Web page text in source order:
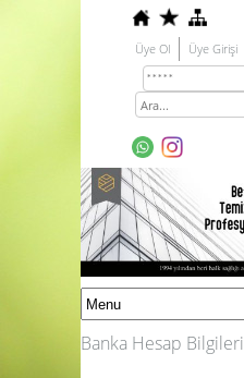
Üye Ol Üye Girişi
Banka Hesap Bilgileri